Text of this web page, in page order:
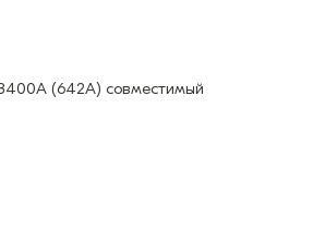
(642A) совместимый